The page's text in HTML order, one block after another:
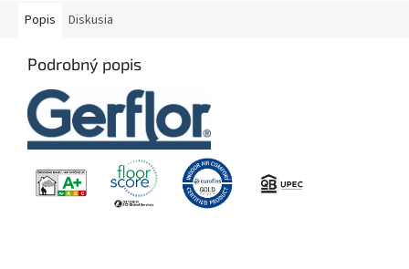
Popis Diskusia
Podrobný popis